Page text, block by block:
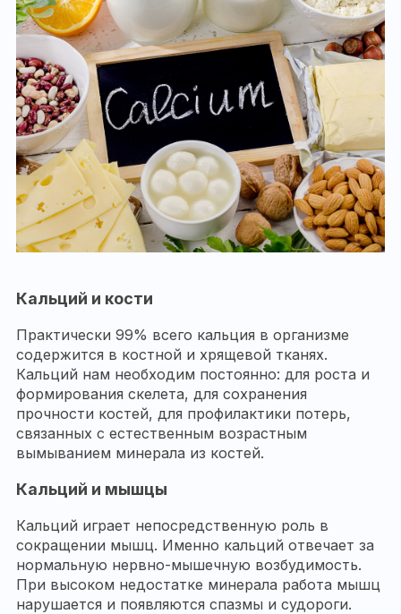
Кальций и кости
Практически 99% всего кальция в организме
содержится в костной и хрящевой тканях.
Кальций нам необходим постоянно: для роста и
формирования скелета, для сохранения
прочности костей, для профилактики потерь,
связанных с естественным возрастным
вымыванием минерала из костей.
Кальций и мышцы
Кальций играет непосредственную роль в
сокращении мышц. Именно кальций отвечает за
нормальную нервно-мышечную возбудимость.
При высоком недостатке минерала работа мышц
нарушается и появляются спазмы и судороги.